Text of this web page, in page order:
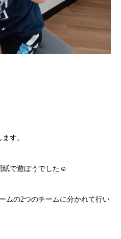
す。
紙で遊ぼうでした☺
ムの2つのチームに分かれて行い